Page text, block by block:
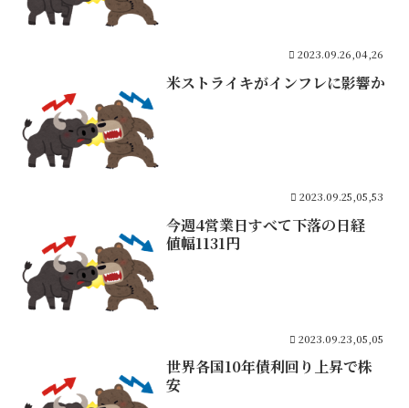
2023.09.26,04,26
米ストライキがインフレに影響か
2023.09.25,05,53
今週4営業日すべて下落の日経
値幅1131円
2023.09.23,05,05
世界各国10年債利回り上昇で株
安